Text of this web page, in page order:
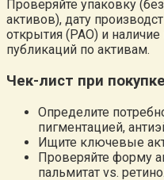
Проверяйте упаковку
активов), дату
открытия (PAO) и
публикаций по активам.
Чек-лист при покупке
Определите
пигментацией,
Ищите ключевые
Проверяйте форму
пальмитат vs.